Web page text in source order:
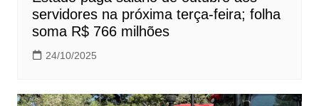
servidores na próxima terça-feira; folha
soma R$ 766 milhões
24/10/2025